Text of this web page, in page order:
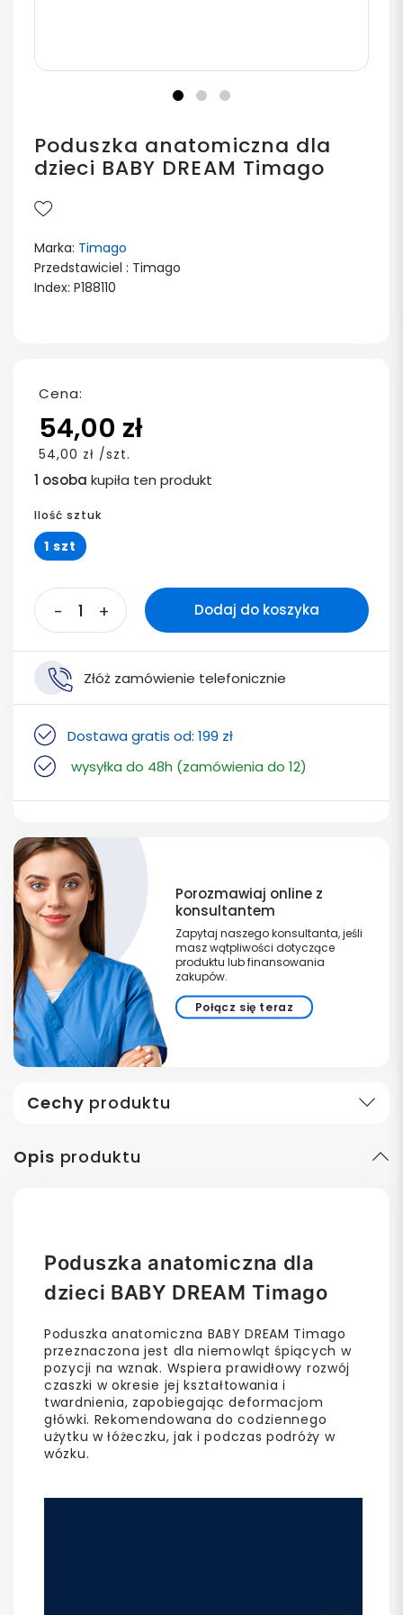
Poduszka anatomiczna dla
dzieci BABY DREAM Timago
Marka: Timago
Przedstawiciel : Timago
Index: P188110
Cena:
54,00 zł
54,00 zł /szt.
1 osoba kupiła ten produkt
Ilość sztuk
1 szt
- + Dodaj do koszyka
Złóż zamówienie telefonicznie
Dostawa gratis od: 199 zł
wysyłka do 48h (zamówienia do 12)
Porozmawiaj online z
konsultantem
Zapytaj naszego konsultanta, jeśli
masz wątpliwości dotyczące
produktu lub finansowania
zakupów.
Połącz się teraz
Cechy produktu
Opis produktu
Poduszka anatomiczna dla
dzieci BABY DREAM Timago
Poduszka anatomiczna BABY DREAM Timago
przeznaczona jest dla niemowląt śpiących w
pozycji na wznak. Wspiera prawidłowy rozwój
czaszki w okresie jej kształtowania i
twardnienia, zapobiegając deformacjom
główki. Rekomendowana do codziennego
użytku w łóżeczku, jak i podczas podróży w
wózku.